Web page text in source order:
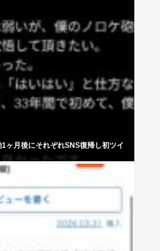
ヶ月後にそれぞれSNS復帰し初ツイ